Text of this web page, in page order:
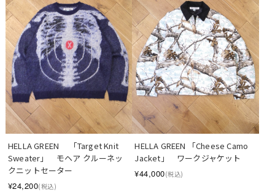
HELLA GREEN　 「Target Knit
Sweater」　モヘア クルーネッ
クニットセーター
¥24,200(税込)
HELLA GREEN 「Cheese Camo
Jacket」　ワークジャケット
¥44,000(税込)